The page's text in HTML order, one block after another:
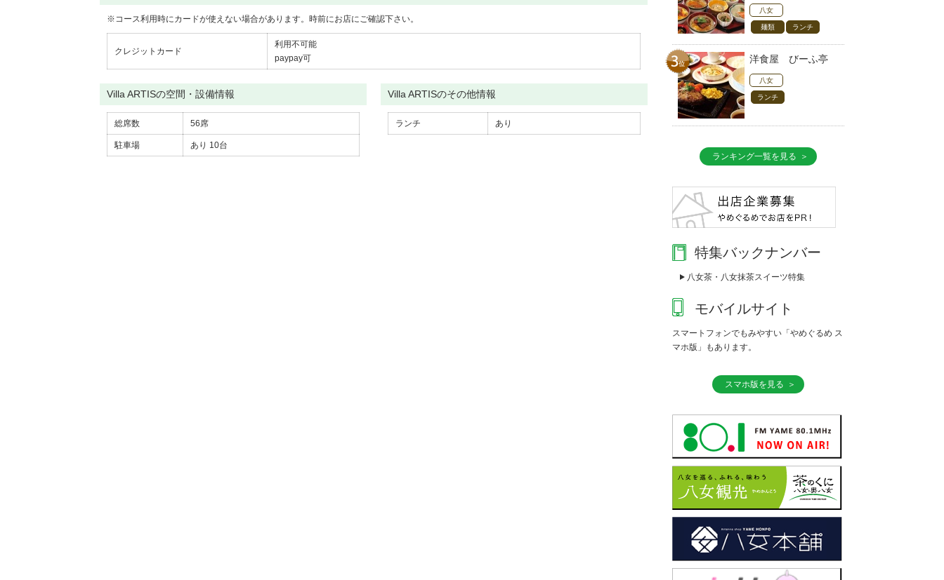
※コース利用時にカードが使えない場合があります。時前にお店にご確認下さい。
クレジットカード
利用不可能
paypay可
Villa ARTISの空間・設備情報
総席数 56席
駐車場 あり 10台
Villa ARTISのその他情報
ランチ あり
八女
麺類 ランチ
洋食屋 びーふ亭
八女
ランチ
ランキング一覧を見る
特集バックナンバー
八女茶・八女抹茶スイーツ特集
モバイルサイト
スマートフォンでもみやすい「やめぐるめ ス
マホ版」もあります。
スマホ版を見る